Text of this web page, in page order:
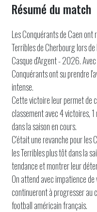
Résumé du match
Les Conquérants de Caen
Terribles de Cherbourg lors
Casque d'Argent - 2026.
Conquérants ont su prendre
intense.
Cette victoire leur permet de
classement avec 4 victoires,
dans la saison en cours.
C'était une revanche pour les
les Terribles plus tôt dans la
tendance et montrer leur
On attend avec impatience
continueront à progresser au
football américain français.